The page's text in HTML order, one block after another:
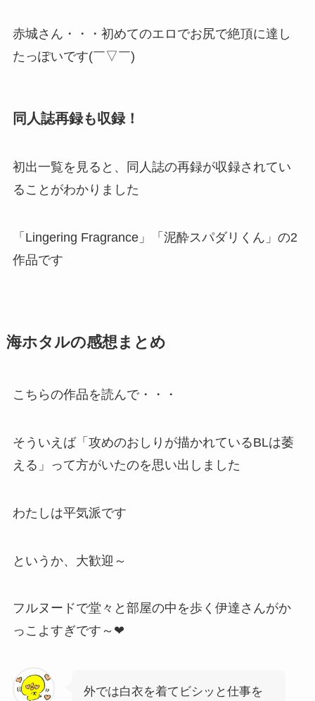
赤城さん・・・初めてのエロでお尻で絶頂に達し
たっぽいです(￣▽￣)
同人誌再録も収録！
初出一覧を見ると、同人誌の再録が収録されてい
ることがわかりました
「Lingering Fragrance」「泥酔スパダリくん」の2
作品です
海ホタルの感想まとめ
こちらの作品を読んで・・・
そういえば「攻めのおしりが描かれているBLは萎
える」って方がいたのを思い出しました
わたしは平気派です
というか、大歓迎～
フルヌードで堂々と部屋の中を歩く伊達さんがか
っこよすぎです～❤
外では白衣を着てビシッと仕事を